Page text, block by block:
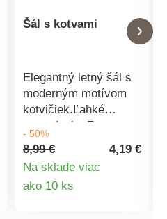
Šál s kotvami
Elegantný letný šál s
moderným motívom
kotvičiek.Ľahké
prevedenie. Rozmer:
70x180cm Materiál:
35% viskóza, 65%
polyester
- 50%
8,99 €
4,19 €
Na sklade viac
ako 10 ks